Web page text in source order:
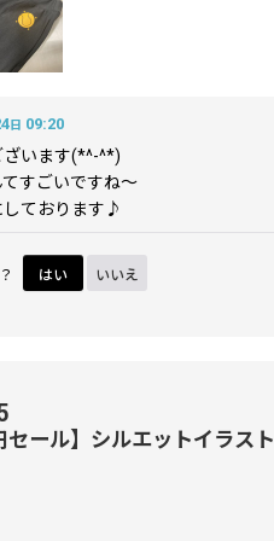
日 09:20
ざいます(*^-^*)
すごいですね～
しております♪
はい いいえ
ール】シルエットイラス